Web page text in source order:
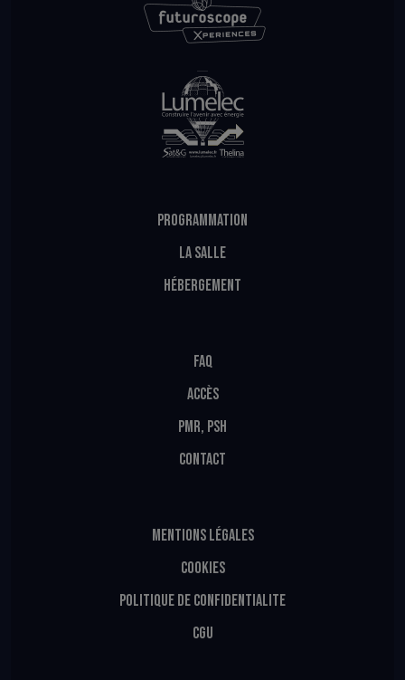
PROGRAMMATION
LA SALLE
HÉBERGEMENT
FAQ
ACCÈS
PMR, PSH
CONTACT
MENTIONS LÉGALES
COOKIES
POLITIQUE DE CONFIDENTIALITE
CGU